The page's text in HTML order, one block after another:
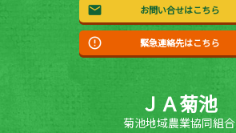
お問い合せはこちら
緊急連絡先はこちら
ＪＡ菊池
菊池地域農業協同組合